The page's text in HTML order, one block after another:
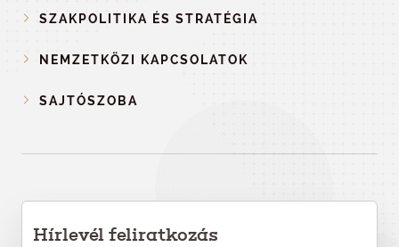
SZAKPOLITIKA ÉS STRATÉGIA
NEMZETKÖZI KAPCSOLATOK
SAJTÓSZOBA
Hírlevél feliratkozás